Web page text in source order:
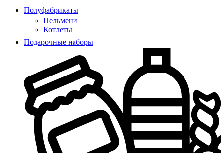
Полуфабрикаты
Пельмени
Котлеты
Подарочные наборы